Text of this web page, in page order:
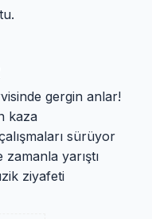
gergin anlar!
kaza
sürüyor
yarıştı
ziyafeti